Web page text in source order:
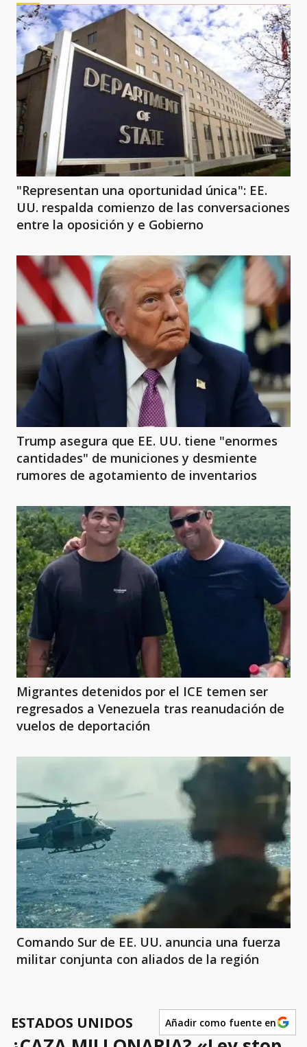
"Representan una oportunidad única": EE.
UU. respalda comienzo de las conversaciones
entre la oposición y e Gobierno
Trump asegura que EE. UU. tiene "enormes
cantidades" de municiones y desmiente
rumores de agotamiento de inventarios
Migrantes detenidos por el ICE temen ser
regresados a Venezuela tras reanudación de
vuelos de deportación
Comando Sur de EE. UU. anuncia una fuerza
militar conjunta con aliados de la región
ESTADOS UNIDOS Añadir como fuente en